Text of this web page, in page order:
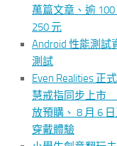
萬篇文章、逾
250 元
Android 性能測試
測試
Even Realities 正
慧戒指同步上市
放預購、 8 月 6
穿戴體驗